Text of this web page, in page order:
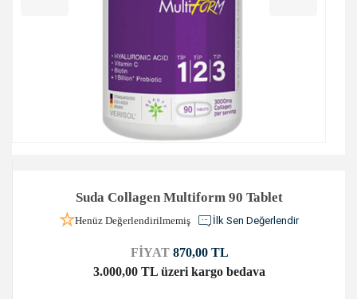
Suda Collagen Multiform 90 Tablet
Henüz Değerlendirilmemiş İlk Sen Değerlendir
FİYAT 870,00 TL
3.000,00 TL üzeri kargo bedava